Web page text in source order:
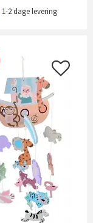
1-2 dagelevering